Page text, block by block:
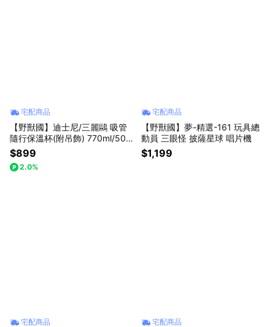
宅配商品
【野獸國】迪士尼/三麗鷗 吸管
隨行保溫杯(附吊飾) 770ml/500
ml 不鏽鋼水壺套組 (8款任選) (H
ello Kitty/史迪奇/三眼怪/牡蠣寶
寶/魯斯佛/馴龍高手/動物方城市/
$899
2.0%
宅配商品
【野獸國】夢-精選-161 玩具總
動員 三眼怪 披薩星球 唱片機
$1,199
宅配商品 宅配商品